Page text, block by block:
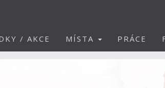
/ AKCE MÍSTA PRÁCE